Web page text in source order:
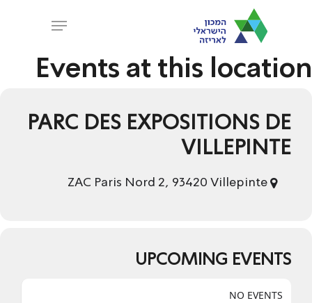
content
Menu
Events at this location
PARC DES EXPOSITIONS DE
VILLEPINTE
UPCOMING EVENTS
NO EVENTS
Close
Menu